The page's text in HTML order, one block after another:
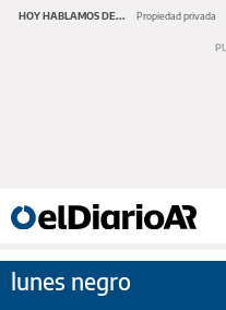
HOY HABLAMOS DE... Propiedad privada
lunes negro